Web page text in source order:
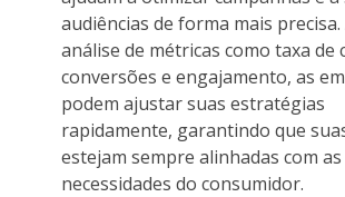
audiências de forma mais
análise de métricas como taxa de
conversões e engajamento, as
podem ajustar suas estratégias
rapidamente, garantindo que
estejam sempre alinhadas com as
necessidades do consumidor.